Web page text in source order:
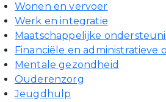
Wonen en vervoer
Werk en integratie
Maatschappelijke
Financiële en administratieve
Mentale gezondheid
Ouderenzorg
Jeugdhulp